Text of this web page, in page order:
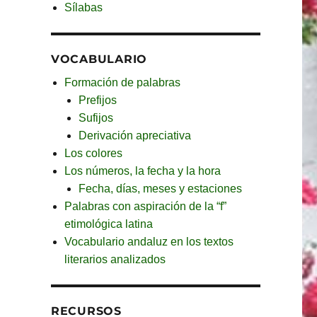
Sílabas
VOCABULARIO
Formación de palabras
Prefijos
Sufijos
Derivación apreciativa
Los colores
Los números, la fecha y la hora
Fecha, días, meses y estaciones
Palabras con aspiración de la “f”
etimológica latina
Vocabulario andaluz en los textos
literarios analizados
RECURSOS